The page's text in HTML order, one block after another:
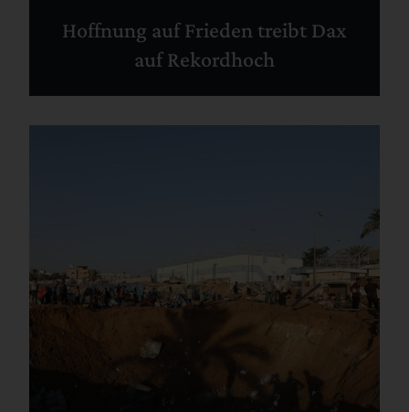
Hoffnung auf Frieden treibt Dax
auf Rekordhoch